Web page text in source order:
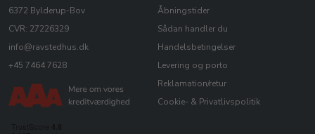
6372 Bylderup-Bov
CVR: 27226329
info@ravstedhus.dk
+45 7464 7628
Åbningstider
Sådan handler du
Handelsbetingelser
Levering og porto
Reklamation/retur
Cookie- & Privatlivspolitik